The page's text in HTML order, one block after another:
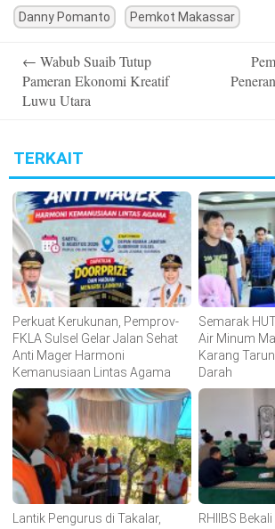
Danny Pomanto Pemkot Makassar
navigation
← Wabub Suaib Tutup
Pameran Ekonomi Kreatif
Luwu Utara
TERKAIT
Perkuat Kerukunan, Pemprov-
FKLA Sulsel Gelar Jalan Sehat
Anti Mager Harmoni
Kemanusiaan Lintas Agama
Semarak
Air Minum
Karang
Darah
Lantik Pengurus di Takalar,
RHIIBS